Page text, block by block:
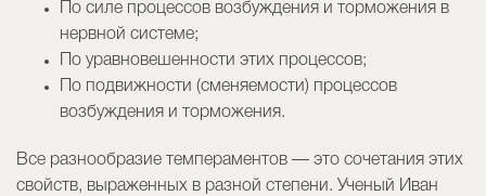
По силе процессов возбуждения и торможения в
нервной системе;
По уравновешенности этих процессов;
По подвижности (сменяемости) процессов
возбуждения и торможения.
Все разнообразие темпераментов — это сочетания этих
свойств, выраженных в разной степени. Ученый Иван